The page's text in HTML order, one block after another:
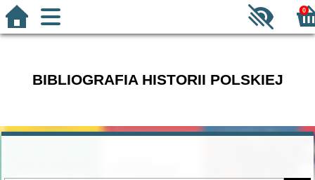
0
BIBLIOGRAFIA HISTORII POLSKIEJ